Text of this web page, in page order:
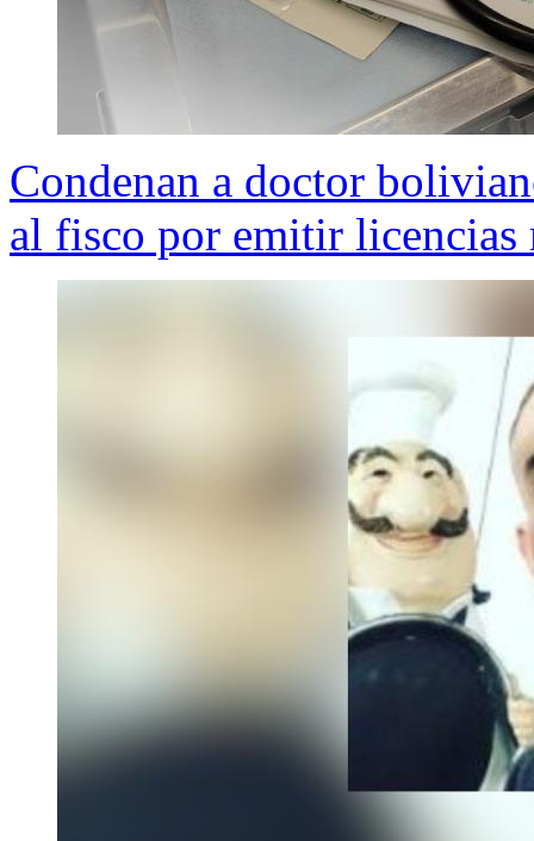
Condenan a doctor
al fisco por emitir licencias